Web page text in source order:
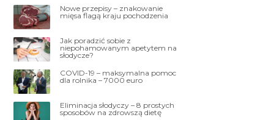
Nowe przepisy – znakowanie
mięsa flagą kraju pochodzenia
Jak poradzić sobie z
niepohamowanym apetytem na
słodycze?
COVID-19 – maksymalna pomoc
dla rolnika – 7000 euro
Eliminacja słodyczy – 8 prostych
sposobów na zdrowszą dietę